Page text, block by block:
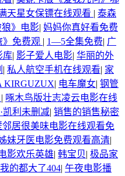
天星女保镖在线观看 | 泰森
》电影| 妈妈你真好看免费
》免费观 | 1—5全集免费| 广
库| 影子爱人电影| 华丽的外
| 私人航空手机在线观看| 家
KIRGUZUX| 电车魔女| 钢管
| 啄木鸟版壮志凌云电影在线
凯利未删减| 销售的销售秘密
邻居很美味电影在线观看免
妹牙医电影免费观看高清|
影欢乐英雄| 韩宝贝| 极品家
的都大了404| 午夜电影播